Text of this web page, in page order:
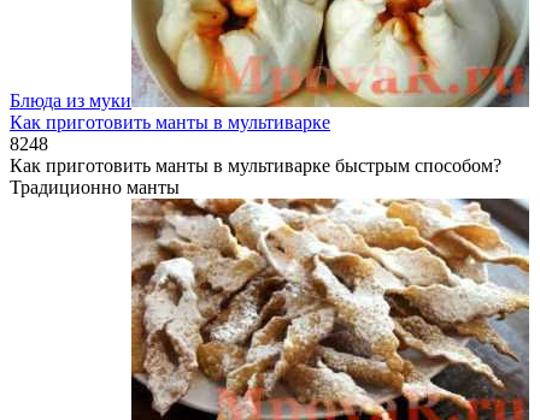
Блюда из муки
Как приготовить манты в мультиварке
8248
Как приготовить манты в мультиварке быстрым способом?
Традиционно манты